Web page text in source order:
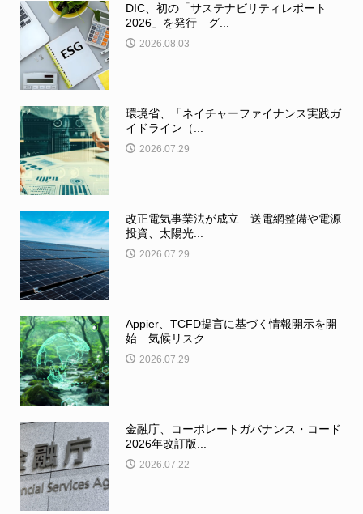
DIC、初の「サステナビリティレポート
2026」を発行 グ...
2026.08.03
環境省、「ネイチャーファイナンス実践ガ
イドライン（...
2026.07.29
改正電気事業法が成立 送電網整備や電源
投資、太陽光...
2026.07.29
Appier、TCFD提言に基づく情報開示を開
始 気候リスク...
2026.07.29
金融庁、コーポレートガバナンス・コード
2026年改訂版...
2026.07.22